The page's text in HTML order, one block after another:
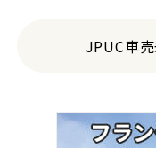
JPUC車